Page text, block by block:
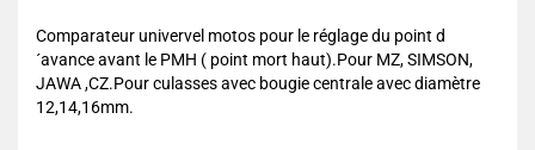
Comparateur univervel motos pour le réglage du point d
´avance avant le PMH ( point mort haut).Pour MZ, SIMSON,
JAWA ,CZ.Pour culasses avec bougie centrale avec diamètre
12,14,16mm.